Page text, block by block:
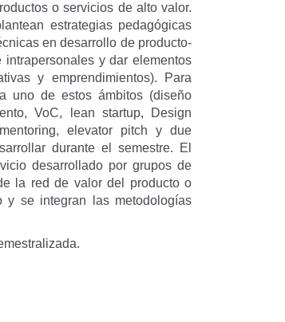
o servicios de alto valor.
estrategias pedagógicas
en desarrollo de producto-
y dar elementos
y emprendimientos). Para
uno de estos ámbitos (diseño
VoC, lean startup, Design
elevator pitch y due
durante el semestre. El
desarrollado por grupos de
la red de valor del producto o
se integran las metodologías